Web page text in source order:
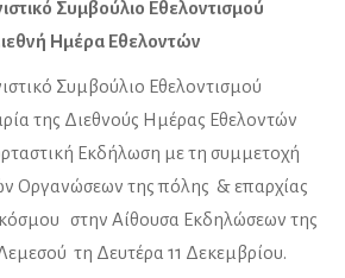
Συμβούλιο Εθελοντισμού
Ημέρα Εθελοντών
Συμβούλιο Εθελοντισμού
της Διεθνούς Ημέρας Εθελοντών
Εκδήλωση με τη συμμετοχή
Οργανώσεων της πόλης & επαρχίας
στην Αίθουσα Εκδηλώσεων της
τη Δευτέρα 11 Δεκεμβρίου.